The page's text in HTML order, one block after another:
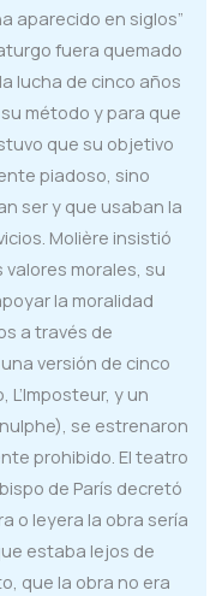
aparecido en siglos”
fuera quemado
lucha de cinco años
método y para que
que su objetivo
piadoso, sino
ser y que usaban la
Molière insistió
morales, su
la moralidad
a través de
versión de cinco
y un
se estrenaron
prohibido. El teatro
de París decretó
o leyera la obra sería
estaba lejos de
que la obra no era